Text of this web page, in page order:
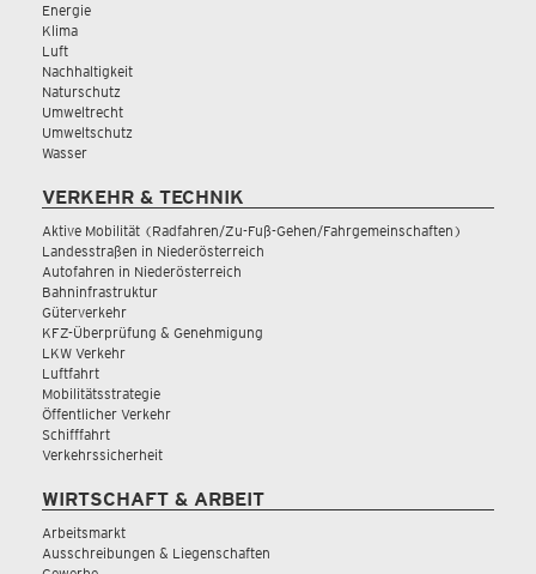
Energie
Klima
Luft
Nachhaltigkeit
Naturschutz
Umweltrecht
Umweltschutz
Wasser
VERKEHR & TECHNIK
Aktive Mobilität (Radfahren/Zu-Fuß-Gehen/Fahrgemeinschaften)
Landesstraßen in Niederösterreich
Autofahren in Niederösterreich
Bahninfrastruktur
Güterverkehr
KFZ-Überprüfung & Genehmigung
LKW Verkehr
Luftfahrt
Mobilitätsstrategie
Öffentlicher Verkehr
Schifffahrt
Verkehrssicherheit
WIRTSCHAFT & ARBEIT
Arbeitsmarkt
Ausschreibungen & Liegenschaften